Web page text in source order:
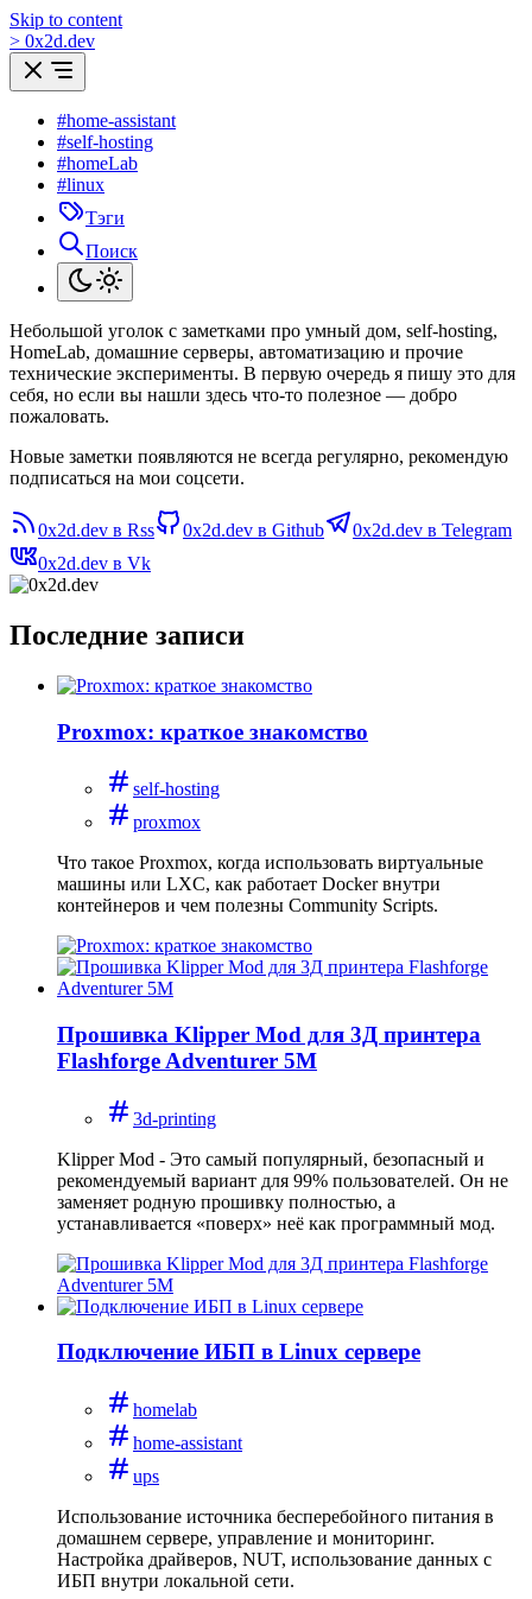
Skip to content
> 0x2d.dev
#home-assistant
#self-hosting
#homeLab
#linux
Тэги
Поиск
Небольшой уголок с заметками про умный дом, self-hosting,
HomeLab, домашние серверы, автоматизацию и прочие
технические эксперименты. В первую очередь я пишу это для
себя, но если вы нашли здесь что-то полезное — добро
пожаловать.
Новые заметки появляются не всегда регулярно, рекомендую
подписаться на мои соцсети.
0x2d.dev в Rss 0x2d.dev в Github
0x2d.dev в Telegram
0x2d.dev в Vk
Последние записи
Proxmox: краткое знакомство
self-hosting
proxmox
Что такое Proxmox, когда использовать виртуальные
машины или LXC, как работает Docker внутри
контейнеров и чем полезны Community Scripts.
Прошивка Klipper Mod для 3Д принтера
Flashforge Adventurer 5M
3d-printing
Klipper Mod - Это самый популярный, безопасный и
рекомендуемый вариант для 99% пользователей. Он не
заменяет родную прошивку полностью, а
устанавливается «поверх» неё как программный мод.
Подключение ИБП в Linux сервере
homelab
home-assistant
ups
Использование источника бесперебойного питания в
домашнем сервере, управление и мониторинг.
Настройка драйверов, NUT, использование данных с
ИБП внутри локальной сети.